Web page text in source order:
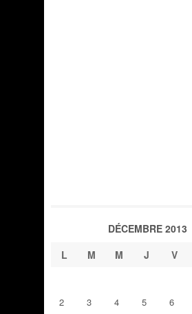
DÉCEMBRE 2013
L
M M J V
2
3 4 5 6